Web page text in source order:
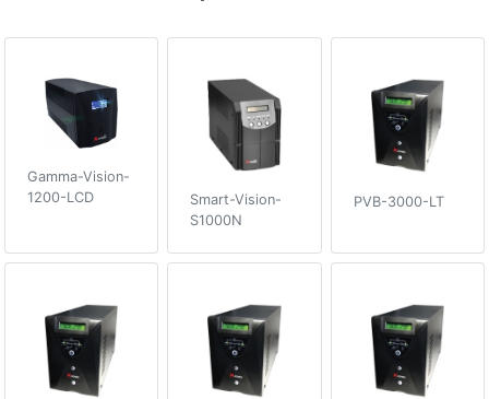
Gamma-Vision-
1200-LCD
Smart-Vision-
S1000N
PVB-3000-LT